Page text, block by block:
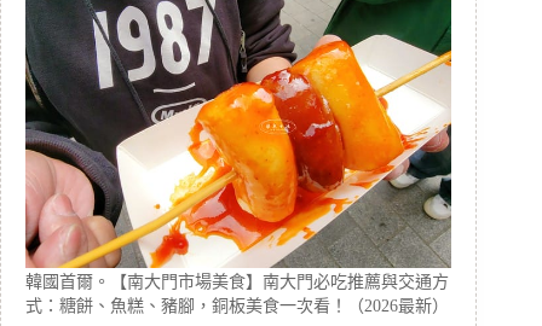
韓國首爾。【南大門市場美食】南大門必吃推薦與交通方
式：糖餅、魚糕、豬腳，銅板美食一次看！（2026最新）